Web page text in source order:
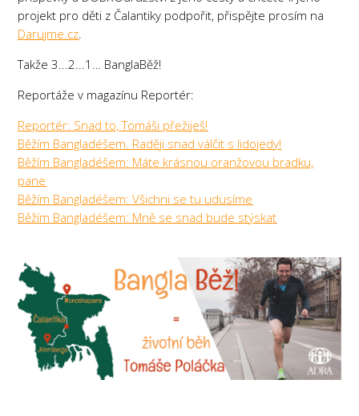
projekt pro děti z Čalantiky podpořit, přispějte prosím na
Darujme.cz.
Takže 3...2...1… BanglaBěž!
Reportáže v magazínu Reportér:
Reportér: Snad to, Tomáši přežiješ!
Běžím Bangladéšem. Raději snad válčit s lidojedy!
Běžím Bangladéšem: Máte krásnou oranžovou bradku,
pane
Běžím Bangladéšem: Všichni se tu udusíme
Běžím Bangladéšem: Mně se snad bude stýskat